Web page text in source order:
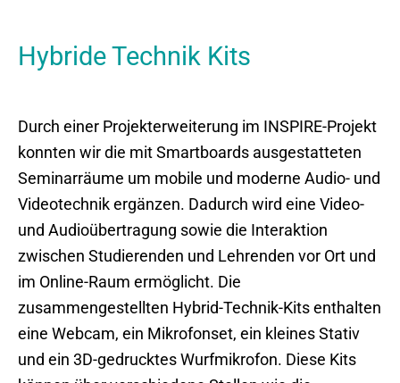
Hybride Technik Kits
Durch einer Projekterweiterung im INSPIRE-Projekt
konnten wir die mit Smartboards ausgestatteten
Seminarräume um mobile und moderne Audio- und
Videotechnik ergänzen. Dadurch wird eine Video-
und Audioübertragung sowie die Interaktion
zwischen Studierenden und Lehrenden vor Ort und
im Online-Raum ermöglicht. Die
zusammengestellten Hybrid-Technik-Kits enthalten
eine Webcam, ein Mikrofonset, ein kleines Stativ
und ein 3D-gedrucktes Wurfmikrofon. Diese Kits